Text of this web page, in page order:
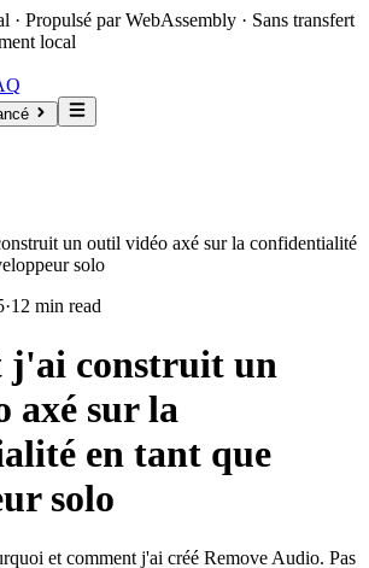
· Propulsé par WebAssembly · Sans transfert
local
un outil vidéo axé sur la confidentialité
solo
·12 min read
j'ai construit un
axé sur la
en tant que
solo
et comment j'ai créé Remove Audio. Pas